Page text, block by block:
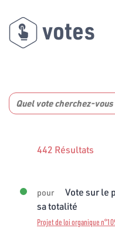
votes
442 Résultats
pour
Vote sur le
sa totalité
Projet de loi organique